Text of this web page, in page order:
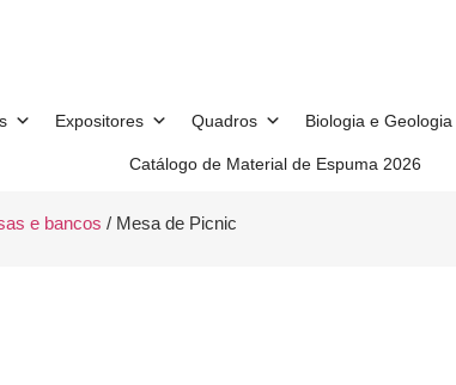
Expositores Quadros Biologia e Geologia
Catálogo de Material de Espuma 2026
e bancos / Mesa de Picnic